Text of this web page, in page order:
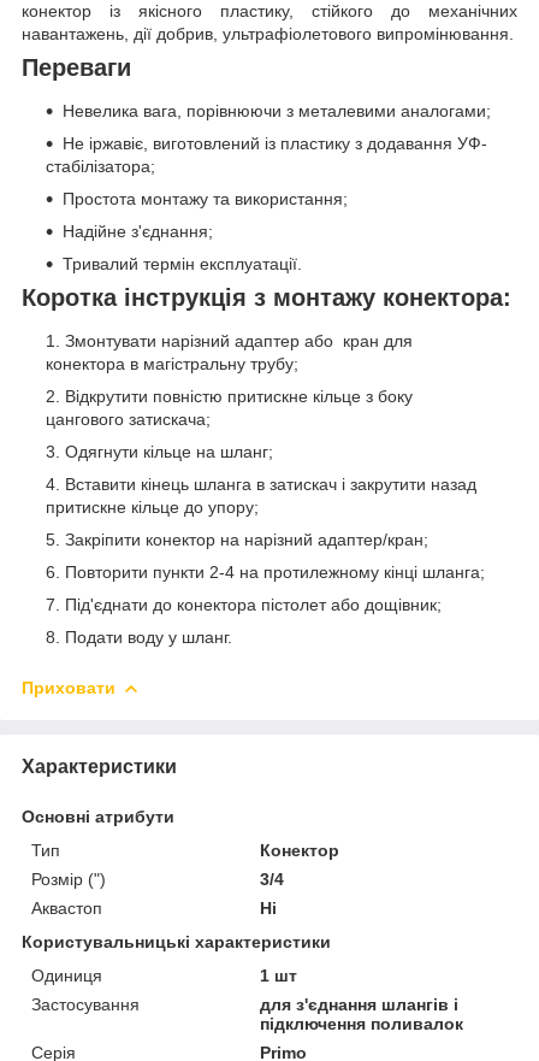
конектор із якісного пластику, стійкого до механічних
навантажень, дії добрив, ультрафіолетового випромінювання.
Переваги
Невелика вага, порівнюючи з металевими аналогами;
Не іржавіє, виготовлений із пластику з додавання УФ-
стабілізатора;
Простота монтажу та використання;
Надійне з'єднання;
Тривалий термін експлуатації.
Коротка інструкція з монтажу конектора:
Змонтувати нарізний адаптер або кран для
конектора в магістральну трубу;
Відкрутити повністю притискне кільце з боку
цангового затискача;
Одягнути кільце на шланг;
Вставити кінець шланга в затискач і закрутити назад
притискне кільце до упору;
Закріпити конектор на нарізний адаптер/кран;
Повторити пункти 2-4 на протилежному кінці шланга;
Під'єднати до конектора пістолет або дощівник;
Подати воду у шланг.
Приховати
Характеристики
Основні атрибути
Тип
Конектор
Розмір (")
3/4
Аквастоп
Ні
Користувальницькі характеристики
Одиниця
1 шт
Застосування
для з'єднання шлангів і
підключення поливалок
Серія
Primo